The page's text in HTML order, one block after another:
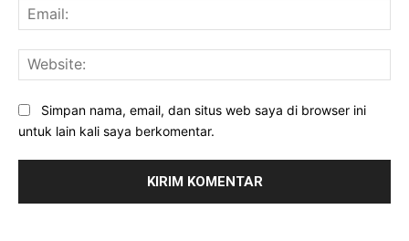
Simpan nama, email, dan situs web saya di browser ini
untuk lain kali saya berkomentar.